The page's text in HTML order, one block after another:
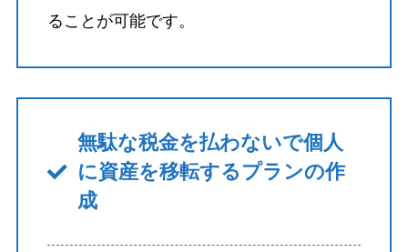
ることが可能です。
無駄な税金を払わないで個人
に資産を移転するプランの作
成